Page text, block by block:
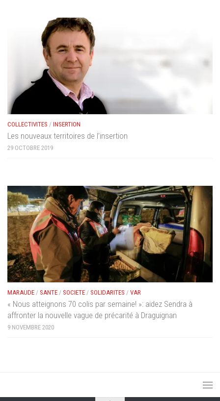
COLLECTIVITES / INSERTION
Les nouveaux territoires de l’insertion
29 OCTOBRE 2019
MARAUDE / SANTE / SOCIETE / SOLIDARITES / VAR
« Nous atteignons 70 colis par semaine! »: aidez Sendra à
affronter la nouvelle vague de précarité à Draguignan
9 NOVEMBRE 2020